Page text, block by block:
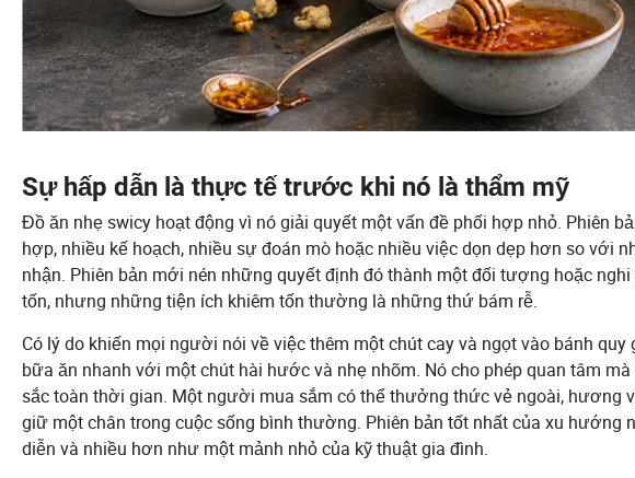
Sự hấp dẫn là thực tế trước khi nó là thẩm mỹ
Đồ ăn nhẹ swicy hoạt động vì nó giải quyết một vấn đề phối hợp nhỏ. Phiên
hợp, nhiều kế hoạch, nhiều sự đoán mò hoặc nhiều việc dọn dẹp hơn so với
nhận. Phiên bản mới nén những quyết định đó thành một đối tượng hoặc
tốn, nhưng những tiện ích khiêm tốn thường là những thứ bám rễ.
Có lý do khiến mọi người nói về việc thêm một chút cay và ngọt vào bánh
bữa ăn nhanh với một chút hài hước và nhẹ nhõm. Nó cho phép quan tâm
sắc toàn thời gian. Một người mua sắm có thể thưởng thức vẻ ngoài, hương
giữ một chân trong cuộc sống bình thường. Phiên bản tốt nhất của xu hướng
diễn và nhiều hơn như một mảnh nhỏ của kỹ thuật gia đình.